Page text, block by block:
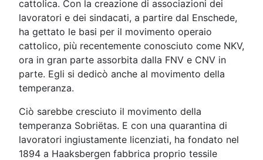
cattolica. Con la creazione di associazioni dei
lavoratori e dei sindacati, a partire dal Enschede,
ha gettato le basi per il movimento operaio
cattolico, più recentemente conosciuto come NKV,
ora in gran parte assorbita dalla FNV e CNV in
parte. Egli si dedicò anche al movimento della
temperanza.
Ciò sarebbe cresciuto il movimento della
temperanza Sobriëtas. E con una quarantina di
lavoratori ingiustamente licenziati, ha fondato nel
1894 a Haaksbergen fabbrica proprio tessile